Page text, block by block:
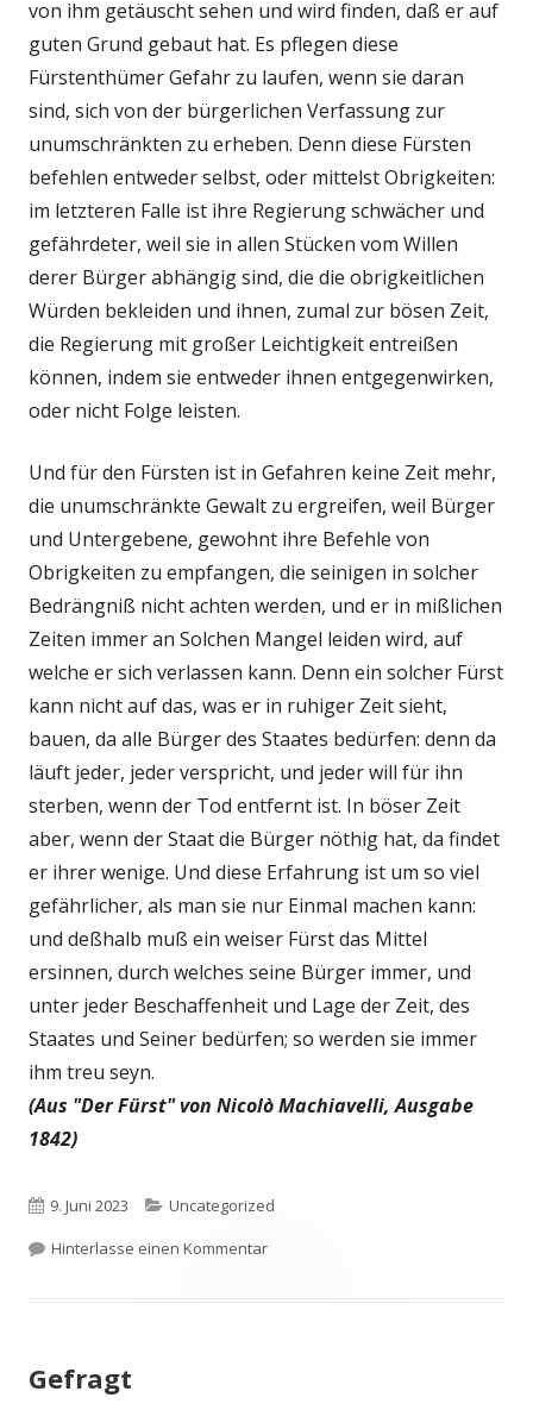
von ihm getäuscht sehen und wird finden, daß er auf
guten Grund gebaut hat. Es pflegen diese
Fürstenthümer Gefahr zu laufen, wenn sie daran
sind, sich von der bürgerlichen Verfassung zur
unumschränkten zu erheben. Denn diese Fürsten
befehlen entweder selbst, oder mittelst Obrigkeiten:
im letzteren Falle ist ihre Regierung schwächer und
gefährdeter, weil sie in allen Stücken vom Willen
derer Bürger abhängig sind, die die obrigkeitlichen
Würden bekleiden und ihnen, zumal zur bösen Zeit,
die Regierung mit großer Leichtigkeit entreißen
können, indem sie entweder ihnen entgegenwirken,
oder nicht Folge leisten.
Und für den Fürsten ist in Gefahren keine Zeit mehr,
die unumschränkte Gewalt zu ergreifen, weil Bürger
und Untergebene, gewohnt ihre Befehle von
Obrigkeiten zu empfangen, die seinigen in solcher
Bedrängniß nicht achten werden, und er in mißlichen
Zeiten immer an Solchen Mangel leiden wird, auf
welche er sich verlassen kann. Denn ein solcher Fürst
kann nicht auf das, was er in ruhiger Zeit sieht,
bauen, da alle Bürger des Staates bedürfen: denn da
läuft jeder, jeder verspricht, und jeder will für ihn
sterben, wenn der Tod entfernt ist. In böser Zeit
aber, wenn der Staat die Bürger nöthig hat, da findet
er ihrer wenige. Und diese Erfahrung ist um so viel
gefährlicher, als man sie nur Einmal machen kann:
und deßhalb muß ein weiser Fürst das Mittel
ersinnen, durch welches seine Bürger immer, und
unter jeder Beschaffenheit und Lage der Zeit, des
Staates und Seiner bedürfen; so werden sie immer
ihm treu seyn.
(Aus "Der Fürst" von Nicolò Machiavelli, Ausgabe
1842)
Veröffentlicht
am
9. Juni 2023 Kategorien
Uncategorized
Hinterlasse einen Kommentarzu Staat und Bürger
Gefragt